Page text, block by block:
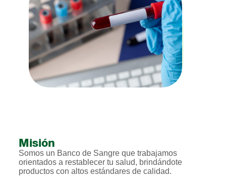
Misión
Somos un Banco de Sangre que trabajamos
orientados a restablecer tu salud, brindándote
productos con altos estándares de calidad.